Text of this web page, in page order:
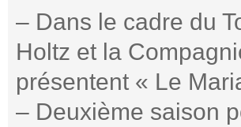
– Dans le cadre du
Holtz et la
présentent « Le
– Deuxième saison